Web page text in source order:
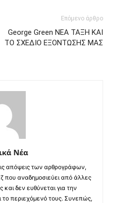
Επόμενο άρθρο
George Green ΝΕΑ ΤΑΞΗ ΚΑΙ
ΤΟ ΣΧΕΔΙΟ ΕΞΟΝΤΩΣΗΣ ΜΑΣ
Νέα
απόψεις των αρθρογράφων,
που αναδημοσιεύει από άλλες
και δεν ευθύνεται για την
το περιεχόμενό τους. Συνεπώς,